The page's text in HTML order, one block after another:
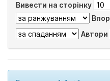
Вивести на сторінку
Автори